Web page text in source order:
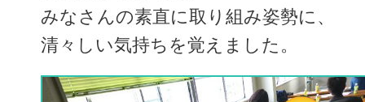
みなさんの素直に取り組み姿勢に、
清々しい気持ちを覚えました。